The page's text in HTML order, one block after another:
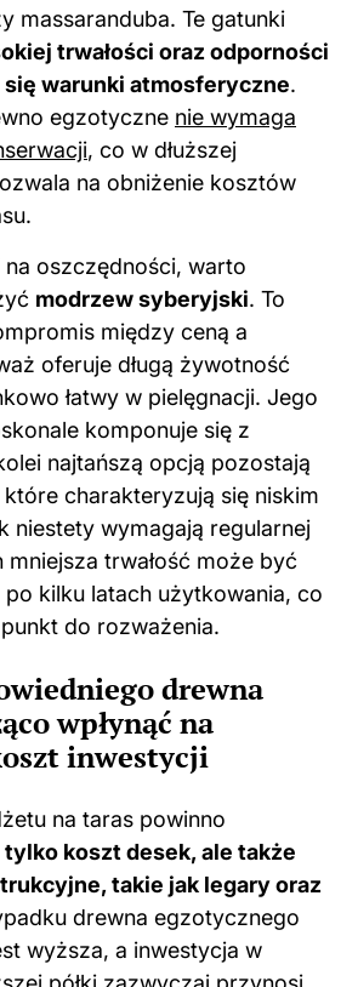
massaranduba. Te gatunki
trwałości oraz odporności
się warunki atmosferyczne.
egzotyczne nie wymaga
, co w dłuższej
na obniżenie kosztów
oszczędności, warto
modrzew syberyjski. To
między ceną a
oferuje długą żywotność
łatwy w pielęgnacji. Jego
komponuje się z
najtańszą opcją pozostają
charakteryzują się niskim
niestety wymagają regularnej
mniejsza trwałość może być
kilku latach użytkowania, co
do rozważenia.
drewna
wpłynąć na
inwestycji
na taras powinno
tylko koszt desek, ale także
takie jak legary oraz
drewna egzotycznego
wyższa, a inwestycja w